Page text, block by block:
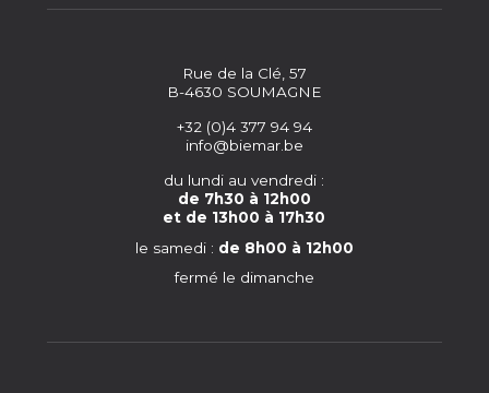
Rue de la Clé, 57
B-4630 SOUMAGNE
+32 (0)4 377 94 94
info@biemar.be
du lundi au vendredi :
de 7h30 à 12h00
et de 13h00 à 17h30
le samedi : de 8h00 à 12h00
fermé le dimanche